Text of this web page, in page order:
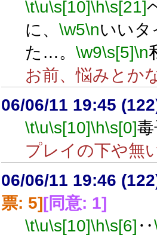
\t\u\s[10]\h\s[21]
に、 \w5\nいいタ
た…。 \w9\s[5]\n
お前、悩みとか
06/06/11 19:45
\t\u\s[10]\h\s[0]
プレイの下や無
06/06/11 19:46
票: 5] [同意: 1]
\t\u\s[10]\h\s[6] ‥